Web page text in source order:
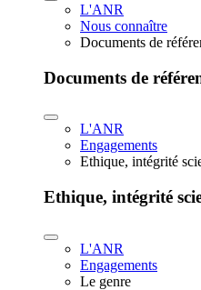
L'ANR
Nous connaître
Documents de
Documents de
L'ANR
Engagements
Ethique, intégrité
Ethique, intégrité
L'ANR
Engagements
Le genre